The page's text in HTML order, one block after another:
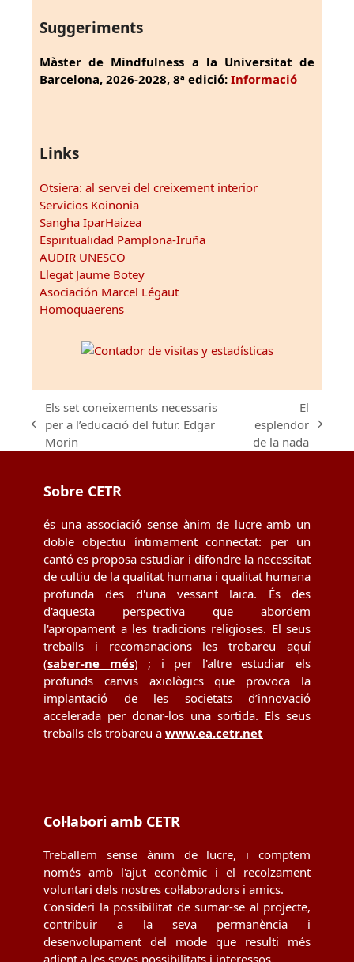
Suggeriments
Màster de Mindfulness a la Universitat de
Barcelona, 2026-2028, 8ª edició: Informació
Links
Otsiera: al servei del creixement interior
Servicios Koinonia
Sangha IparHaizea
Espiritualidad Pamplona-Iruña
AUDIR UNESCO
Llegat Jaume Botey
Asociación Marcel Légaut
Homoquaerens
previous
post:
Els set coneixements necessaris
per a l’educació del futur. Edgar
Morin
next
post:
El
esplendor
de la nada
Sobre CETR
és una associació sense ànim de lucre amb un
doble objectiu íntimament connectat: per un
cantó es proposa estudiar i difondre la necessitat
de cultiu de la qualitat humana i qualitat humana
profunda des d'una vessant laica. És des
d'aquesta perspectiva que abordem
l'apropament a les tradicions religioses. El seus
treballs i recomanacions les trobareu aquí
(saber-ne més) ; i per l'altre estudiar els
profunds canvis axiològics que provoca la
implantació de les societats d’innovació
accelerada per donar-los una sortida. Els seus
treballs els trobareu a www.ea.cetr.net
Col·labori amb CETR
Treballem sense ànim de lucre, i comptem
només amb l'ajut econòmic i el recolzament
voluntari dels nostres col·laboradors i amics.
Consideri la possibilitat de sumar-se al projecte,
contribuir a la seva permanència i
desenvolupament del mode que resulti més
adient a les seves possibilitats i interessos.